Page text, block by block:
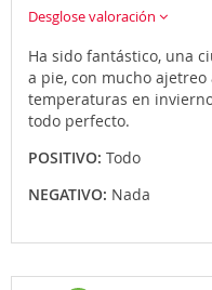
Desglose valoración
Ha sido fantástico, una
a pie, con mucho
temperaturas en
todo perfecto.
POSITIVO: Todo
NEGATIVO: Nada